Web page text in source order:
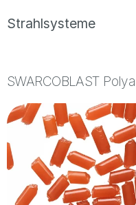
Strahlsysteme
SWARCOBLAST